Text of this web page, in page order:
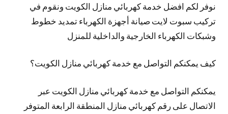
نوفر لكم افضل خدمة كهربائي منازل الكويت ونقوم في
تركيب سبوت لايت صيانة أجهزة الكهرباء تمديد خطوط
وشبكات الكهرباء الخارجية والداخلية للمنزل
كيف يمكنكم التواصل مع خدمة كهربائي منازل الكويت؟
يمكنكم التواصل مع خدمة كهربائي منازل الكويت عبر
الاتصال على رقم كهربائي منازل المنطقة الرابعة المتوفر